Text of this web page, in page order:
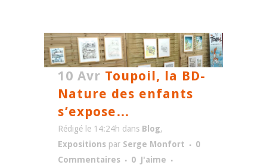
10 Avr Toupoil, la BD-
Nature des enfants
s’expose…
Rédigé le 14:24h dans Blog,
Expositions par Serge Monfort
0
Commentaires
0 J'aime